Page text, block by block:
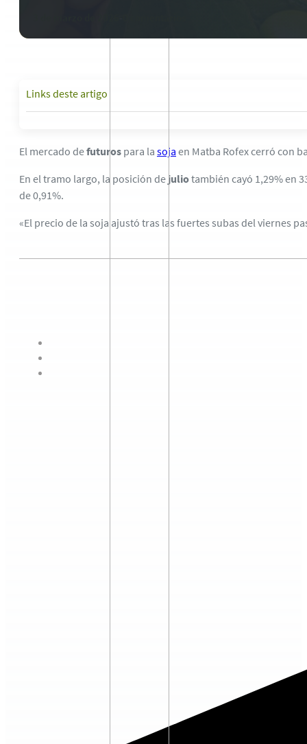
Links deste artigo
El mercado defuturos para la soja en Matba Rofex cerró con
En el tramo largo, la posición de juliotambién cayó 1,29% en
de 0,91%.
«El precio de la soja ajustó tras las fuertes subas del viernes